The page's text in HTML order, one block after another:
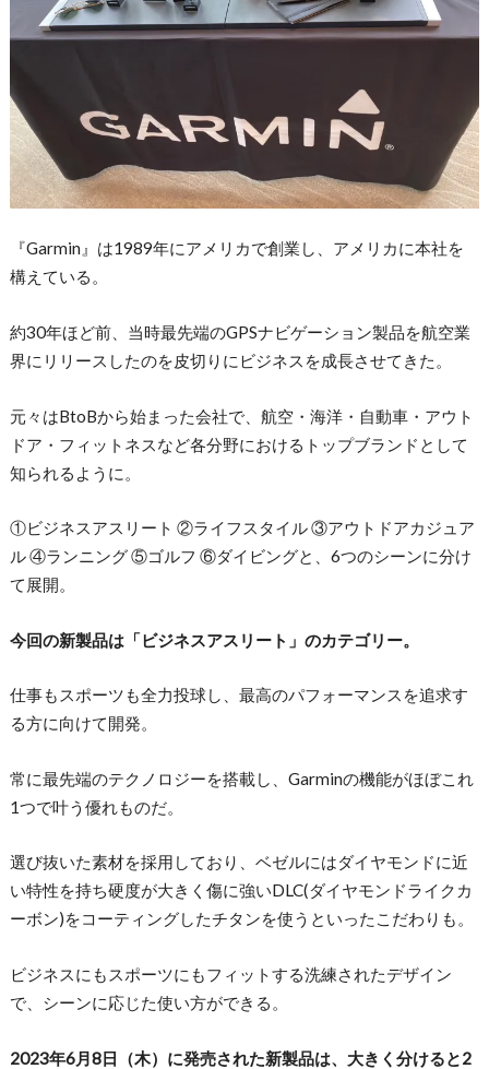
『Garmin』は1989年にアメリカで創業し、アメリカに本社を
構えている。
約30年ほど前、当時最先端のGPSナビゲーション製品を航空業
界にリリースしたのを皮切りにビジネスを成長させてきた。
元々はBtoBから始まった会社で、航空・海洋・自動車・アウト
ドア・フィットネスなど各分野におけるトップブランドとして
知られるように。
①ビジネスアスリート ②ライフスタイル ③アウトドアカジュア
ル ④ランニング ⑤ゴルフ ⑥ダイビングと、6つのシーンに分け
て展開。
今回の新製品は「ビジネスアスリート」のカテゴリー。
仕事もスポーツも全力投球し、最高のパフォーマンスを追求す
る方に向けて開発。
常に最先端のテクノロジーを搭載し、Garminの機能がほぼこれ
1つで叶う優れものだ。
選び抜いた素材を採用しており、ベゼルにはダイヤモンドに近
い特性を持ち硬度が大きく傷に強いDLC(ダイヤモンドライクカ
ーボン)をコーティングしたチタンを使うといったこだわりも。
ビジネスにもスポーツにもフィットする洗練されたデザイン
で、シーンに応じた使い方ができる。
2023年6月8日（木）に発売された新製品は、大きく分けると2